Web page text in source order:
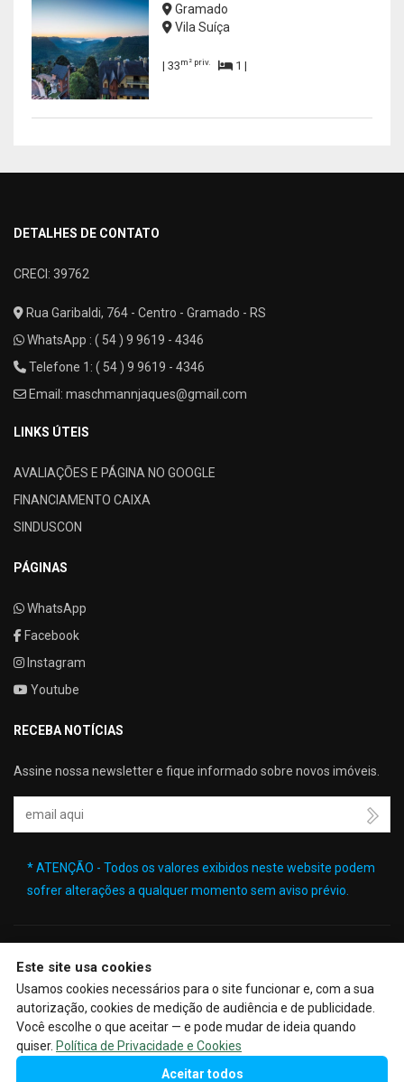
Gramado
Vila Suíça
| 33m² priv. 1 |
DETALHES DE CONTATO
CRECI: 39762
Rua Garibaldi, 764 - Centro - Gramado - RS
WhatsApp : ( 54 ) 9 9619 - 4346
Telefone 1: ( 54 ) 9 9619 - 4346
Email: maschmannjaques@gmail.com
LINKS ÚTEIS
AVALIAÇÕES E PÁGINA NO GOOGLE
FINANCIAMENTO CAIXA
SINDUSCON
PÁGINAS
WhatsApp
Facebook
Instagram
Youtube
RECEBA NOTÍCIAS
Assine nossa newsletter e fique informado sobre novos imóveis.
Seu Email
* ATENÇÃO - Todos os valores exibidos neste website podem
sofrer alterações a qualquer momento sem aviso prévio.
🔒| Copyright © 2026 - Website gerado por
de Gestão Imobiliária|Política de Privacidade e Cookies|
Preferências de cookies |Meus dados
Este site usa cookies
Usamos cookies necessários para o site funcionar e, com a sua
autorização, cookies de medição de audiência e de publicidade.
Você escolhe o que aceitar — e pode mudar de ideia quando
quiser. Política de Privacidade e Cookies
Aceitar todos